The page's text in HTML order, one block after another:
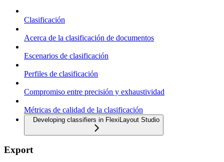
Clasificación
Acerca de la clasificación de documentos
Escenarios de clasificación
Perfiles de clasificación
Compromiso entre precisión y exhaustividad
Métricas de calidad de la clasificación
Developing classifiers in FlexiLayout Studio
Export